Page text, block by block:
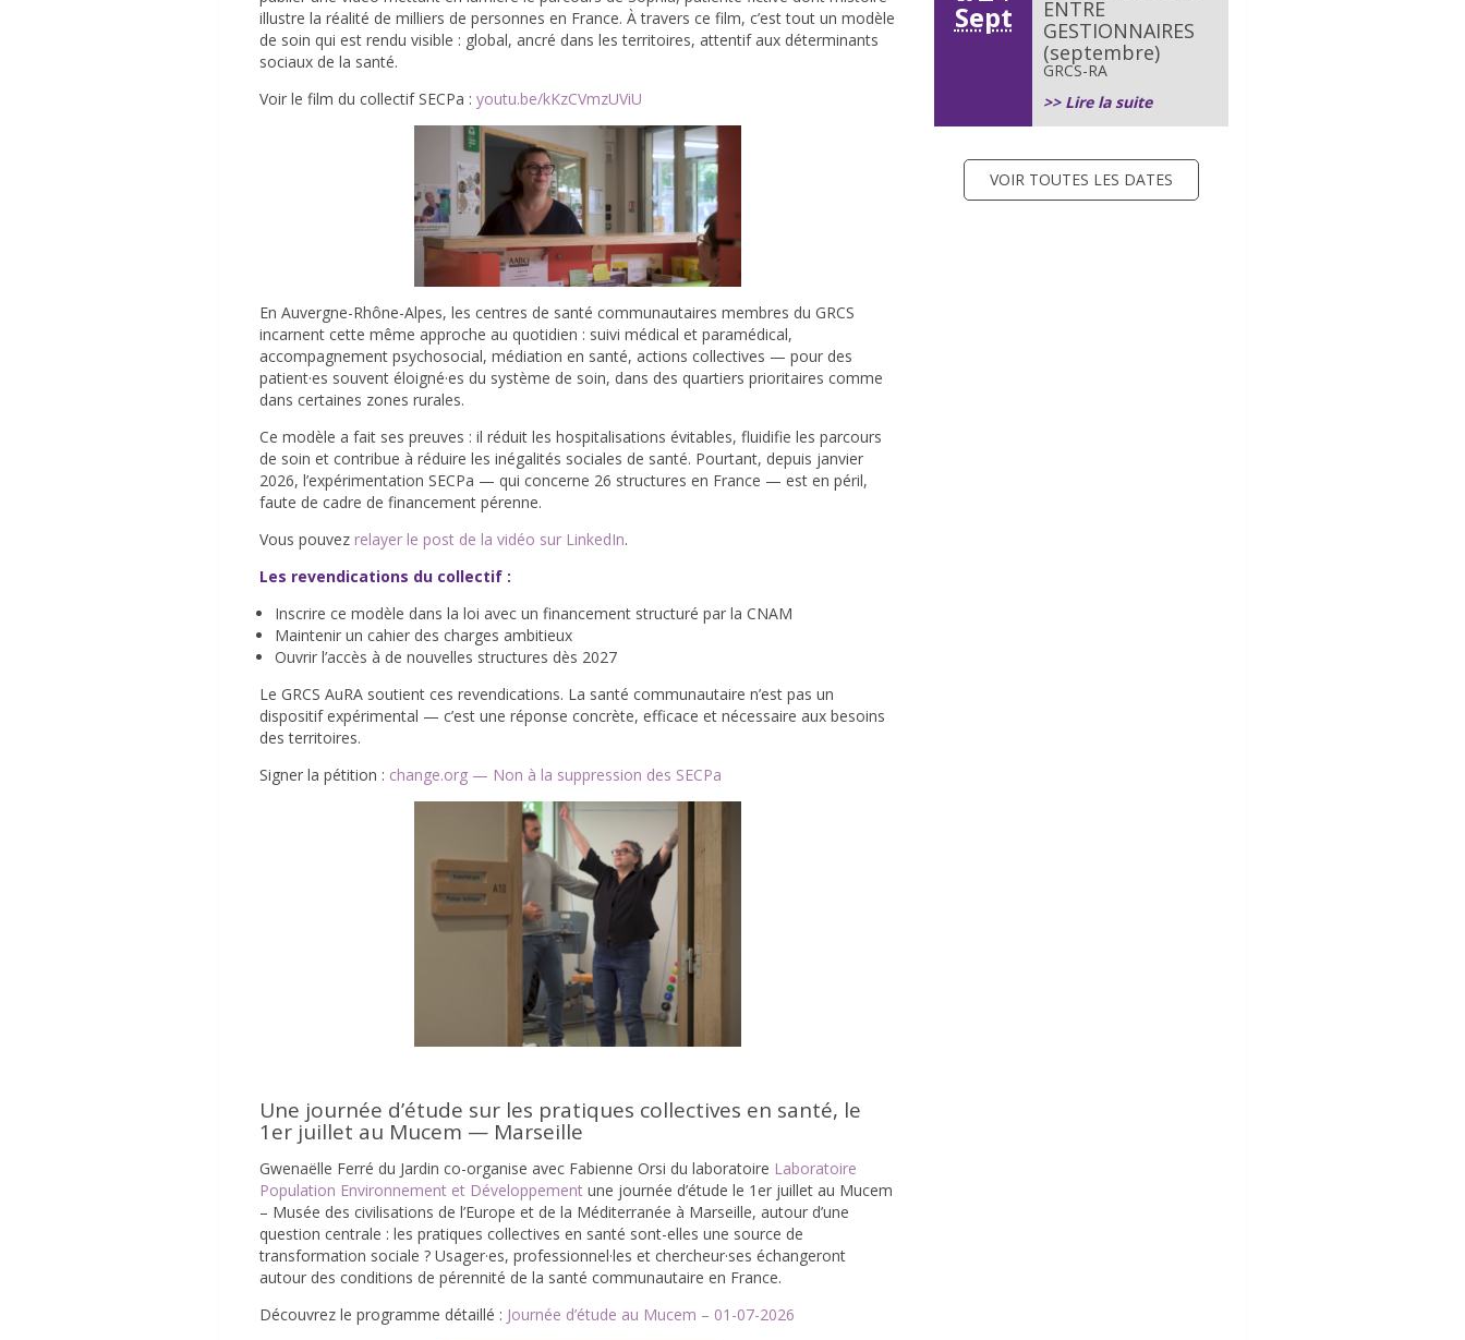
illustre la réalité de milliers de personnes en France. À travers ce film, c’est tout un modèle
de soin qui est rendu visible : global, ancré dans les territoires, attentif aux déterminants
sociaux de la santé.
Voir le film du collectif SECPa : youtu.be/kKzCVmzUViU
En Auvergne-Rhône-Alpes, les centres de santé communautaires membres du GRCS
incarnent cette même approche au quotidien : suivi médical et paramédical,
accompagnement psychosocial, médiation en santé, actions collectives — pour des
patient·es souvent éloigné·es du système de soin, dans des quartiers prioritaires comme
dans certaines zones rurales.
Ce modèle a fait ses preuves : il réduit les hospitalisations évitables, fluidifie les parcours
de soin et contribue à réduire les inégalités sociales de santé. Pourtant, depuis janvier
2026, l’expérimentation SECPa — qui concerne 26 structures en France — est en péril,
faute de cadre de financement pérenne.
Vous pouvez relayer le post de la vidéo sur LinkedIn.
Les revendications du collectif :
Inscrire ce modèle dans la loi avec un financement structuré par la CNAM
Maintenir un cahier des charges ambitieux
Ouvrir l’accès à de nouvelles structures dès 2027
Le GRCS AuRA soutient ces revendications. La santé communautaire n’est pas un
dispositif expérimental — c’est une réponse concrète, efficace et nécessaire aux besoins
des territoires.
Signer la pétition : change.org — Non à la suppression des SECPa
Une journée d’étude sur les pratiques collectives en santé, le
1er juillet au Mucem — Marseille
Gwenaëlle Ferré du Jardin co-organise avec Fabienne Orsi du laboratoire Laboratoire
Population Environnement et Développement une journée d’étude le 1er juillet au Mucem
– Musée des civilisations de l’Europe et de la Méditerranée à Marseille, autour d’une
question centrale : les pratiques collectives en santé sont-elles une source de
transformation sociale ? Usager·es, professionnel·les et chercheur·ses échangeront
autour des conditions de pérennité de la santé communautaire en France.
Découvrez le programme détaillé : Journée d’étude au Mucem – 01-07-2026
Sept
ENTRE
GESTIONNAIRES
(septembre)
GRCS-RA
>> Lire la suite
VOIR TOUTES LES DATES